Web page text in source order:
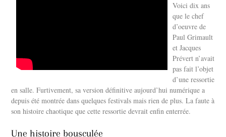
Voici dix ans
que le chef
d’oeuvre de
Paul Grimault
et Jacques
Prévert n’avait
pas fait l’objet
d’une ressortie
en salle. Furtivement, sa version définitive aujourd’hui numérique a
depuis été montrée dans quelques festivals mais rien de plus. La faute à
son histoire chaotique que cette ressortie devrait enfin enterrée.
Une histoire bousculée